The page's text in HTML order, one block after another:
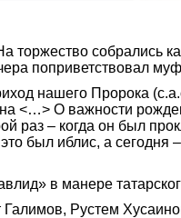
собрались
поприветствовал
нашего Пророка
О важности
– когда он был
был иблис, а сегодня
в манере
Рустем